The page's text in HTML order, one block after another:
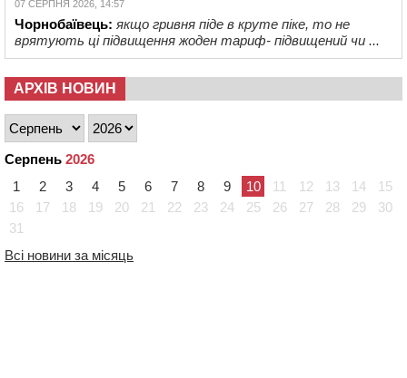
07 СЕРПНЯ 2026, 14:57
Чорнобаївець: якщо гривня піде в круте піке, то не
врятують ці підвищення жоден тариф- підвищений чи ...
АРХІВ НОВИН
Серпень 2026
1
2 3 4 5 6 7 8 9 10 11 12 13 14
15
16
17 18 19 20 21 22 23 24 25 26 27 28 29
30
31
Всі новини за місяць